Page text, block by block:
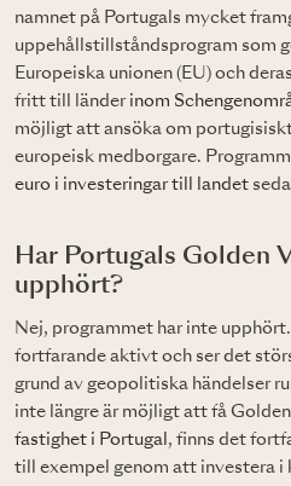
namnet på Portugals mycket
uppehållstillståndsprogram som
Europeiska unionen (EU) och
fritt till länder inom
möjligt att ansöka om
europeisk medborgare.
euro i investeringar till landet
Har Portugals Golden
upphört?
Nej, programmet har inte
fortfarande aktivt och ser det
grund av geopolitiska händelser
inte längre är möjligt att få
fastighet i Portugal , finns det
till exempel genom att investera